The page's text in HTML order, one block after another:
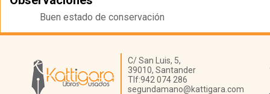
Buen estado de conservación
Librería Kattigara
C/ San Luis, 5,
39010, Santander
Tlf:942 074 286
segundamano@kattigara.com